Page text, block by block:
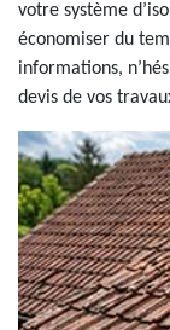
votre système
économiser du
informations,
devis de vos